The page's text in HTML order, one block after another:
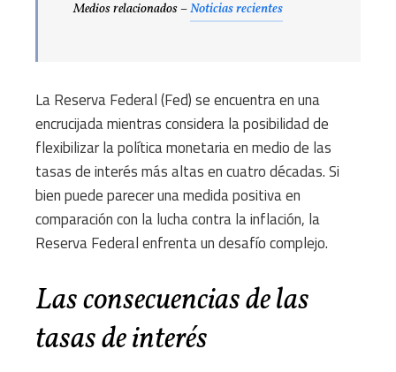
Medios relacionados –Noticias recientes
La Reserva Federal (Fed) se encuentra en una
encrucijada mientras considera la posibilidad de
flexibilizar la política monetaria en medio de las
tasas de interés más altas en cuatro décadas. Si
bien puede parecer una medida positiva en
comparación con la lucha contra la inflación, la
Reserva Federal enfrenta un desafío complejo.
Las consecuencias de las
tasas de interés